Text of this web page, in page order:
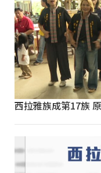
西拉雅族成第17族